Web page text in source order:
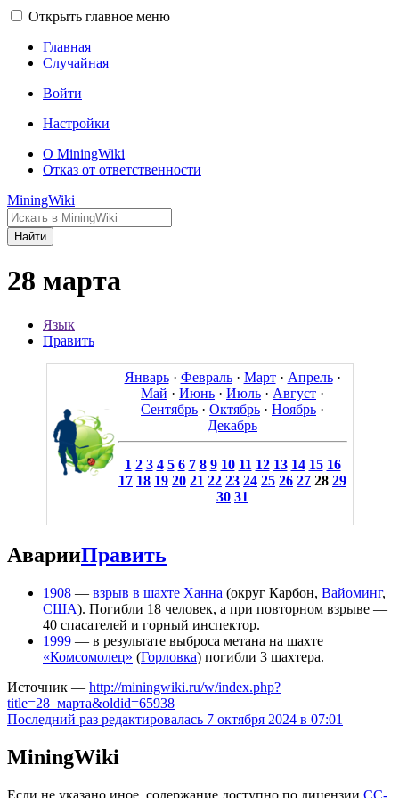
Открыть главное меню
Главная
Случайная
Войти
Настройки
О MiningWiki
Отказ от ответственности
MiningWiki
Найти
28 марта
Язык
Править
Январь· Февраль· Март· Апрель·
Май · Июнь · Июль · Август ·
Сентябрь · Октябрь · Ноябрь ·
Декабрь
1 2 3 4 5 6 7 8 9 10 11 12 13 14 15 16
17 18 19 20 21 22 23 24 25 26 27 28 29
30 31
АварииПравить
1908 — взрыв в шахте Ханна (округ Карбон, Вайоминг,
США). Погибли 18 человек, а при повторном взрыве —
40 спасателей и горный инспектор.
1999 — в результате выброса метана на шахте
«Комсомолец» (Горловка) погибли 3 шахтера.
Источник — http://miningwiki.ru/w/index.php?
title=28_марта&oldid=65938
Последний раз редактировалась 7 октября 2024 в 07:01
MiningWiki
Если не указано иное, содержание доступно по лицензии CC-